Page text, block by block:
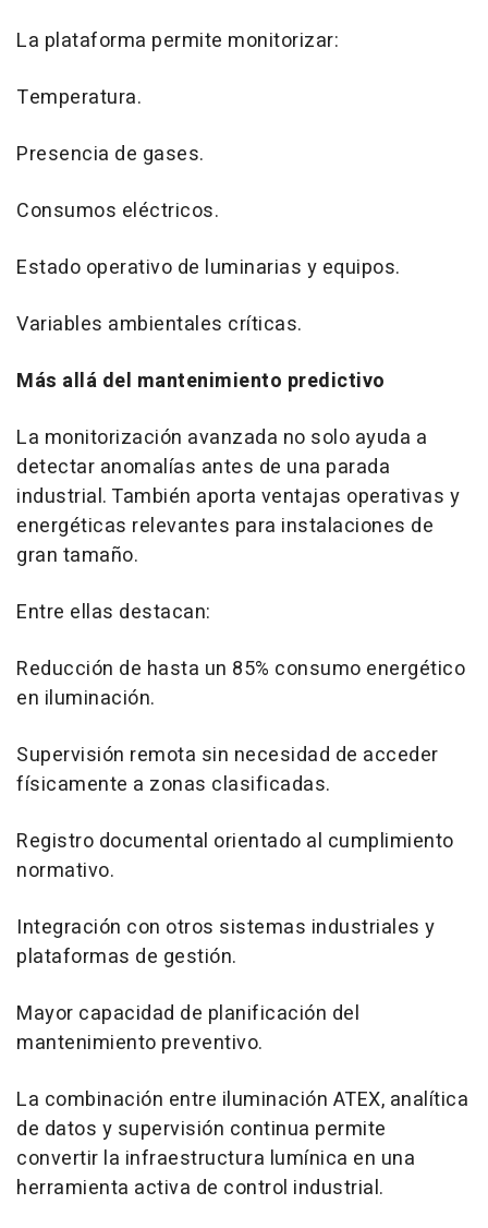
La plataforma permite monitorizar:
Temperatura.
Presencia de gases.
Consumos eléctricos.
Estado operativo de luminarias y equipos.
Variables ambientales críticas.
Más allá del mantenimiento predictivo
La monitorización avanzada no solo ayuda a
detectar anomalías antes de una parada
industrial. También aporta ventajas operativas y
energéticas relevantes para instalaciones de
gran tamaño.
Entre ellas destacan:
Reducción de hasta un 85% consumo energético
en iluminación.
Supervisión remota sin necesidad de acceder
físicamente a zonas clasificadas.
Registro documental orientado al cumplimiento
normativo.
Integración con otros sistemas industriales y
plataformas de gestión.
Mayor capacidad de planificación del
mantenimiento preventivo.
La combinación entre iluminación ATEX, analítica
de datos y supervisión continua permite
convertir la infraestructura lumínica en una
herramienta activa de control industrial.